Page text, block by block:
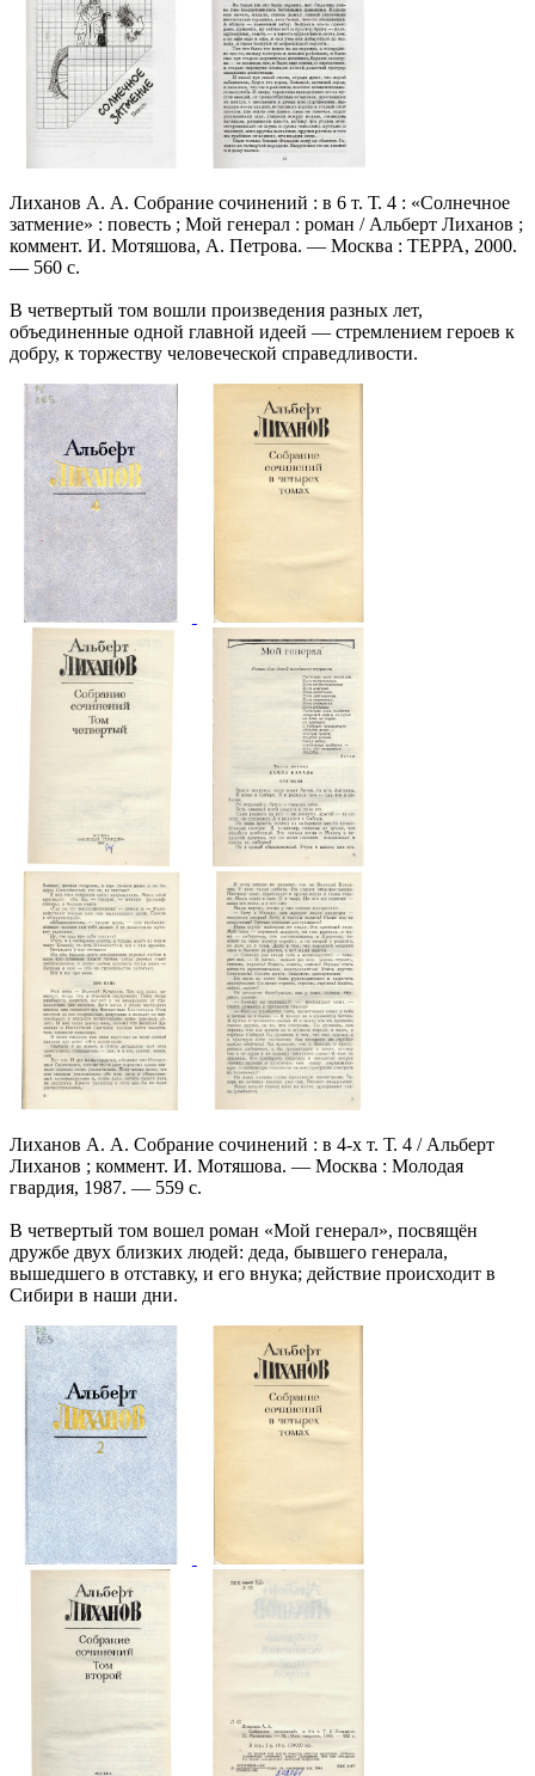
Лиханов А. А. Собрание сочинений : в 6 т. Т. 4 : «Солнечное
затмение» : повесть ; Мой генерал : роман / Альберт Лиханов ;
коммент. И. Мотяшова, А. Петрова. — Москва : ТЕРРА, 2000.
— 560 с.
В четвертый том вошли произведения разных лет,
объединенные одной главной идеей — стремлением героев к
добру, к торжеству человеческой справедливости.
Лиханов А. А. Собрание сочинений : в 4-х т. Т. 4 / Альберт
Лиханов ; коммент. И. Мотяшова. — Москва : Молодая
гвардия, 1987. — 559 с.
В четвертый том вошел роман «Мой генерал», посвящён
дружбе двух близких людей: деда, бывшего генерала,
вышедшего в отставку, и его внука; действие происходит в
Сибири в наши дни.